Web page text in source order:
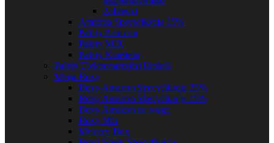
Zabawki
Amazon Specyfikacja 15%
Palety Amazon
Palety MIX
Palety Klarstein
Palety Elektronarzędzi Einhell
Mega Boxy
Boxy Amazon Specyfikacja 25%
Boxy Amazon Specyfikacja 15%
Boxy Amazon na wagę
Boxy Mix
Mystery Box